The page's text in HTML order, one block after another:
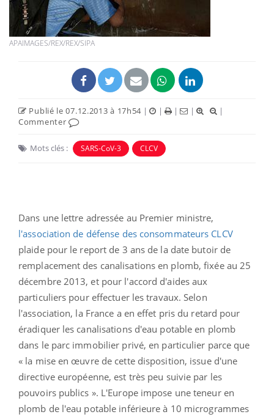
APAIMAGES/REX/REX/SIPA
Publié le 07.12.2013 à 17h54 | | | |
|
Commenter
Mots clés : SARS-CoV-3 CLCV
Dans une lettre adressée au Premier ministre,
l'association de défense des consommateurs CLCV
plaide pour le report de 3 ans de la date butoir de
remplacement des canalisations en plomb, fixée au 25
décembre 2013, et pour l'accord d'aides aux
particuliers pour effectuer les travaux. Selon
l'association, la France a en effet pris du retard pour
éradiquer les canalisations d'eau potable en plomb
dans le parc immobilier privé, en particulier parce que
« la mise en œuvre de cette disposition, issue d'une
directive européenne, est très peu suivie par les
pouvoirs publics ». L'Europe impose une teneur en
plomb de l'eau potable inférieure à 10 microgrammes